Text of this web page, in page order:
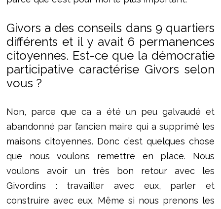
Givors a des conseils dans 9 quartiers
différents et il y avait 6 permanences
citoyennes. Est-ce que la démocratie
participative caractérise Givors selon
vous ?
Non, parce que ca a été un peu galvaudé et
abandonné par l’ancien maire qui a supprimé les
maisons citoyennes. Donc c’est quelques chose
que nous voulons remettre en place. Nous
voulons avoir un très bon retour avec les
Givordins : travailler avec eux, parler et
construire avec eux. Même si nous prenons les